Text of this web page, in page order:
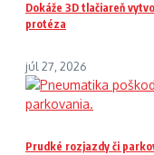
Dokáže 3D tlačiareň
protéza
júl 27, 2026
Prudké rozjazdy či